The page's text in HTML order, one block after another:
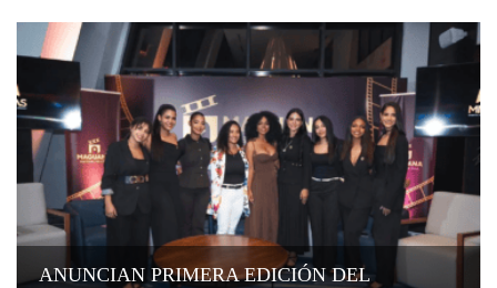
ANUNCIAN PRIMERA EDICIÓN DEL